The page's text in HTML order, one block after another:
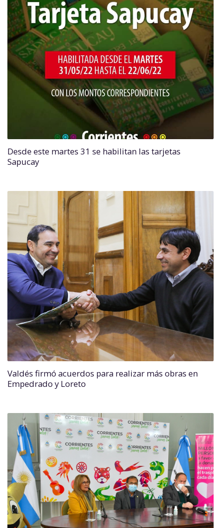
Desde este martes 31 se habilitan las tarjetas
Sapucay
Valdés firmó acuerdos para realizar más obras en
Empedrado y Loreto